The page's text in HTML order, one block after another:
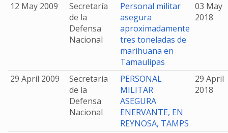
12 May 2009
Secretaría
de la
Defensa
Nacional
Personal militar
asegura
aproximadamente
tres toneladas de
marihuana en
Tamaulipas
03 May
2018
29 April 2009
Secretaría
de la
Defensa
Nacional
PERSONAL
MILITAR
ASEGURA
ENERVANTE, EN
REYNOSA, TAMPS
29 April
2018